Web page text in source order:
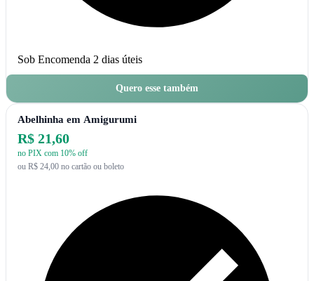
Sob Encomenda 2 dias úteis
Quero esse também
Abelhinha em Amigurumi
R$ 21,60
no PIX com 10% off
ou R$ 24,00 no cartão ou boleto